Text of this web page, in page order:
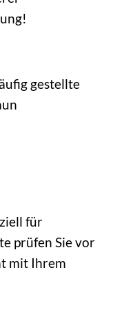
gestellte
für
prüfen Sie vor
mit Ihrem